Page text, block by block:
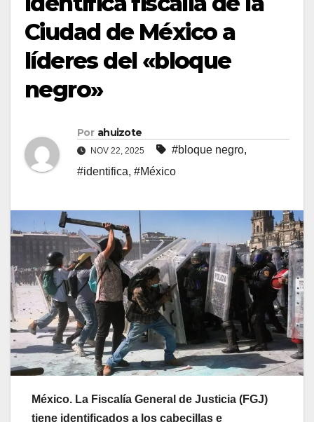
Ciudad de México a
líderes del «bloque
negro»
Por ahuizote
NOV 22, 2025 #bloque negro,
#identifica, #México
México. La Fiscalía General de Justicia (FGJ)
tiene identificados a los cabecillas e